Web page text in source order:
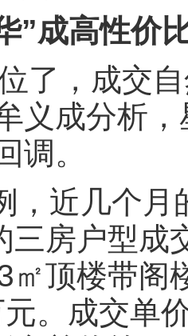
”成高性价
了，成交
义成分析
调。
，近几个
三房户型成
㎡顶楼带阁
。成交单